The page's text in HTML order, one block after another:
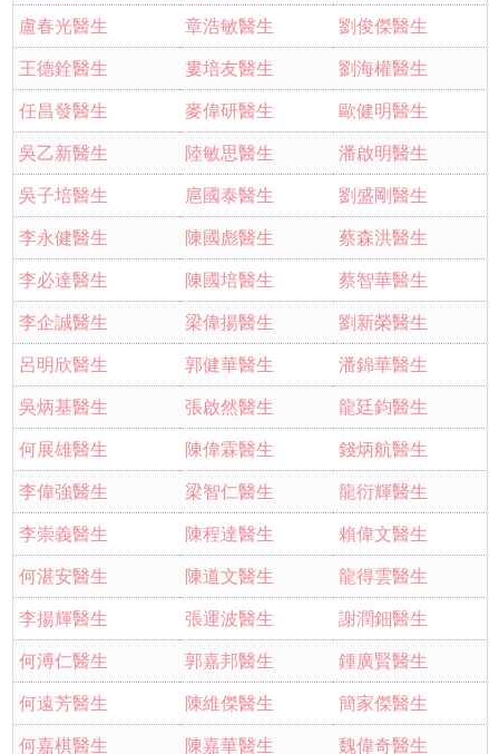
盧春光醫生 章浩敏醫生 劉俊傑醫生
王德銓醫生 婁培友醫生 劉海權醫生
任昌發醫生 麥偉研醫生 歐健明醫生
吳乙新醫生 陸敏思醫生 潘啟明醫生
吳子培醫生 扈國泰醫生 劉盛剛醫生
李永健醫生 陳國彪醫生 蔡森洪醫生
李必達醫生 陳國培醫生 蔡智華醫生
李企誠醫生 梁偉揚醫生 劉新榮醫生
呂明欣醫生 郭健華醫生 潘錦華醫生
吳炳基醫生 張啟然醫生 龍廷鈞醫生
何展雄醫生 陳偉霖醫生 錢炳航醫生
李偉強醫生 梁智仁醫生 龍衍輝醫生
李崇義醫生 陳程達醫生 賴偉文醫生
何湛安醫生 陳道文醫生 龍得雲醫生
李揚輝醫生 張運波醫生 謝潤鈿醫生
何溥仁醫生 郭嘉邦醫生 鍾廣賢醫生
何遠芳醫生 陳維傑醫生 簡家傑醫生
何嘉棋醫生 陳嘉華醫生 魏偉奇醫生